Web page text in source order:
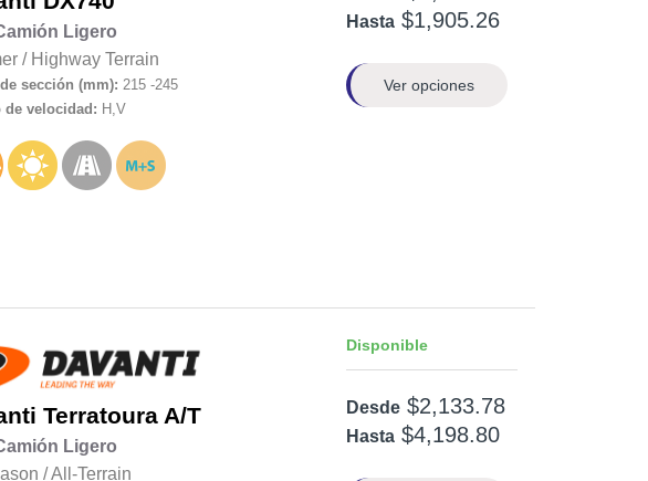
Ligero
/ Highway Terrain
sección (mm): 215 -245
de velocidad: H,V
Hasta $1,905.26
Ver opciones
Terratoura A/T
Ligero
/All-Terrain
Disponible
Desde $2,133.78
Hasta $4,198.80